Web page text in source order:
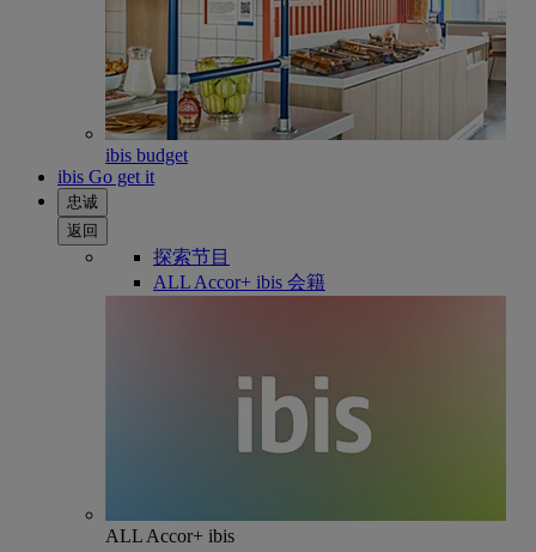
ibis budget
ibis Go get it
忠诚
返回
探索节目
ALL Accor+ ibis 会籍
ALL Accor+ ibis